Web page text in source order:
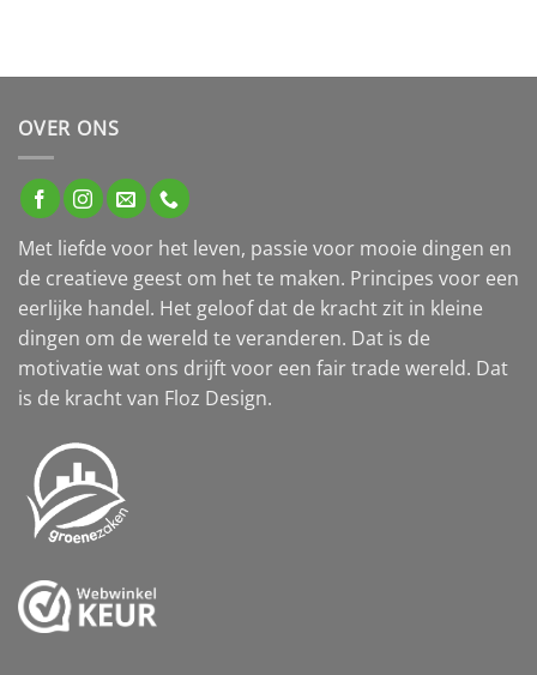
OVER ONS
Met liefde voor het leven, passie voor mooie dingen en
de creatieve geest om het te maken. Principes voor een
eerlijke handel. Het geloof dat de kracht zit in kleine
dingen om de wereld te veranderen. Dat is de
motivatie wat ons drijft voor een fair trade wereld. Dat
is de kracht van Floz Design.